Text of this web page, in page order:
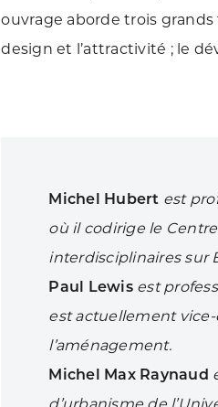
ouvrage aborde trois
design et l’attractivité ; le
Michel Hubert est
où il codirige le
interdisciplinaires sur
Paul Lewis est
est actuellement
l’aménagement.
Michel Max Raynaud